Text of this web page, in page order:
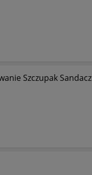
Szczupak Sandacz